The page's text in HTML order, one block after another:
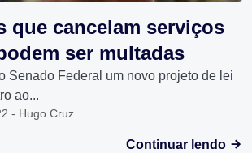
que cancelam serviços
ser multadas
Senado Federal um novo projeto de lei
ao...
- Hugo Cruz
Continuar lendo